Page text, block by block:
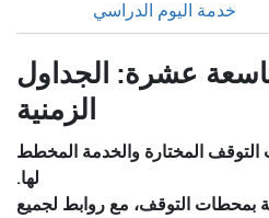
خدمة اليوم الدراسي
التاسعة عشرة: الجداول
الزمنية
المختارة والخدمة المخطط
لها.
بمحطات التوقف، مع روابط لجميع